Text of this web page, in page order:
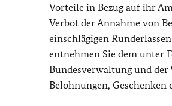
Vorteile in Bezug auf ihr
Verbot der Annahme von
einschlägigen
entnehmen Sie dem unter
Bundesverwaltung und
Belohnungen, Geschenken